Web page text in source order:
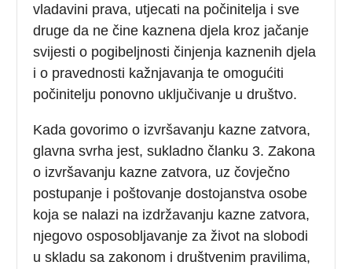
vladavini prava, utjecati na počinitelja i sve
druge da ne čine kaznena djela kroz jačanje
svijesti o pogibeljnosti činjenja kaznenih djela
i o pravednosti kažnjavanja te omogućiti
počinitelju ponovno uključivanje u društvo.
Kada govorimo o izvršavanju kazne zatvora,
glavna svrha jest, sukladno članku 3. Zakona
o izvršavanju kazne zatvora, uz čovječno
postupanje i poštovanje dostojanstva osobe
koja se nalazi na izdržavanju kazne zatvora,
njegovo osposobljavanje za život na slobodi
u skladu sa zakonom i društvenim pravilima,